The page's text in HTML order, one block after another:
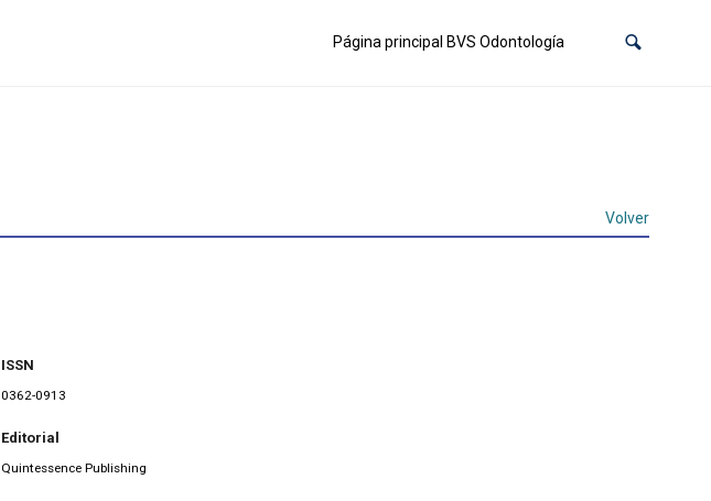
Página principal BVS Odontología
Volver
ISSN
0362-0913
Editorial
Quintessence Publishing